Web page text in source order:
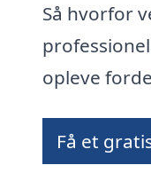
Så hvorfor
opleve
Få et